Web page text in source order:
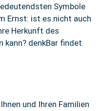
Symbole
Ernst: ist es nicht auch
Herkunft des
denkBar findet
und Ihren Familien